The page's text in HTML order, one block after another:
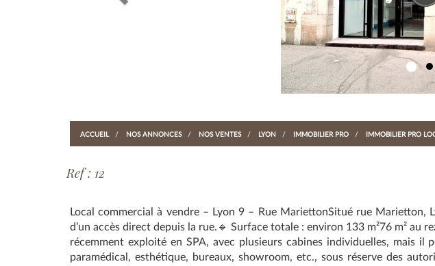
ACCUEIL NOS ANNONCES NOS VENTES LYON IMMOBILIER PRO IMMOBILIER PRO
Ref : 12
Local commercial à vendre – Lyon 9 – Rue MariettonSitué rue Marietton,
d’un accès direct depuis la rue.🔹 Surface totale : environ 133 m²76 m² au
récemment exploité en SPA, avec plusieurs cabines individuelles, mais il
paramédical, esthétique, bureaux, showroom, etc., sous réserve des